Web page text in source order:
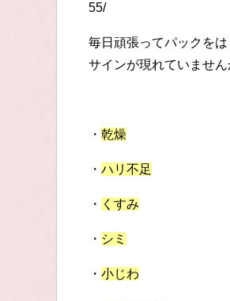
55/
毎日頑張ってパックを
サインが現れていません
・ 乾燥
・ ハリ不足
・ くすみ
・ シミ
・ 小じわ